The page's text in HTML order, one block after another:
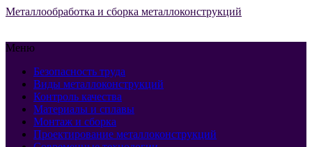
Металлообработка и сборка металлоконструкций
Меню
Безопасность труда
Виды металлоконструкций
Контроль качества
Материалы и сплавы
Монтаж и сборка
Проектирование металлоконструкций